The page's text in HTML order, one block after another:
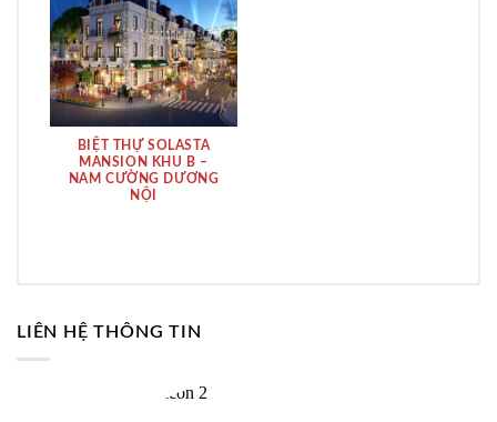
BIỆT THỰ SOLASTA
MANSION KHU B –
NAM CƯỜNG DƯƠNG
NỘI
LIÊN HỆ THÔNG TIN